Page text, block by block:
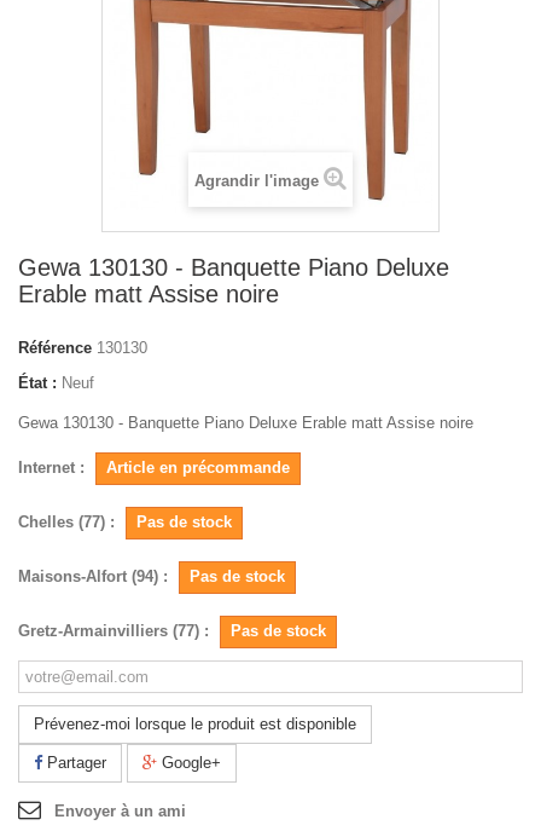
Agrandir l'image
Gewa 130130 - Banquette Piano Deluxe
Erable matt Assise noire
Référence 130130
État : Neuf
Gewa 130130 - Banquette Piano Deluxe Erable matt Assise noire
Internet : Article en précommande
Chelles (77) : Pas de stock
Maisons-Alfort (94) : Pas de stock
Gretz-Armainvilliers (77) : Pas de stock
Prévenez-moi lorsque le produit est disponible
Partager Google+
Envoyer à un ami